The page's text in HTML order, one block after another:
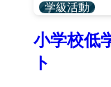
学級活動
小学校低
ト